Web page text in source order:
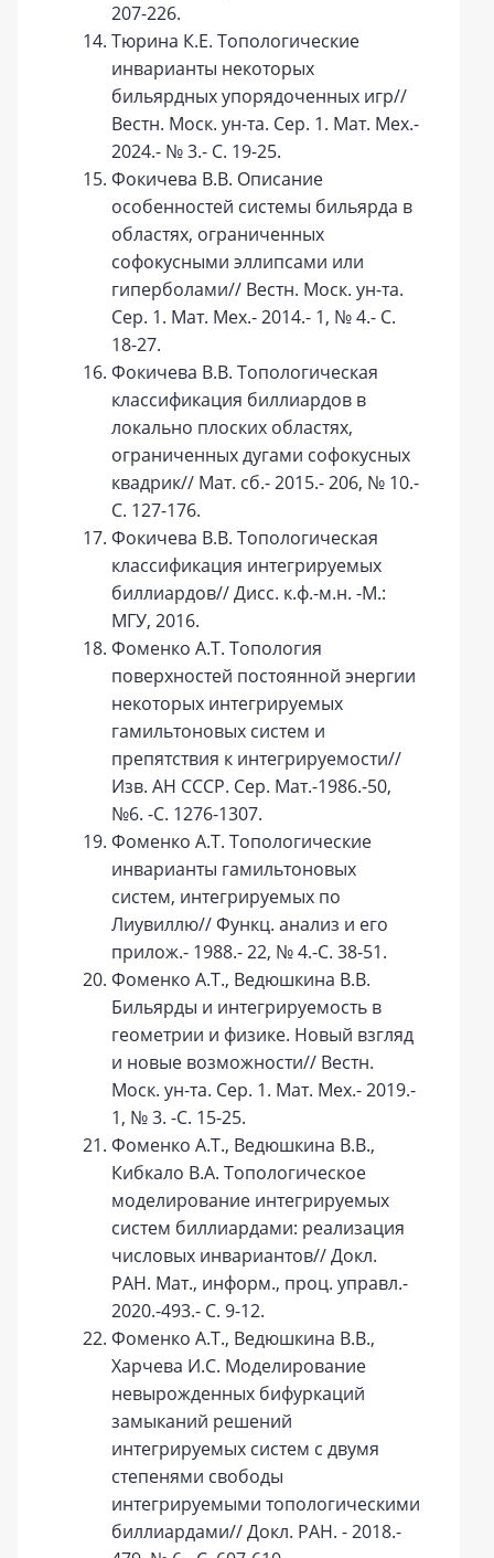
207-226.
Тюрина К.Е. Топологические
инварианты некоторых
бильярдных упорядоченных игр//
Вестн. Моск. ун-та. Сер. 1. Мат. Мех.-
2024.- № 3.- С. 19-25.
Фокичева В.В. Описание
особенностей системы бильярда в
областях, ограниченных
софокусными эллипсами или
гиперболами// Вестн. Моск. ун-та.
Сер. 1. Мат. Мех.- 2014.- 1, № 4.- С.
18-27.
Фокичева В.В. Топологическая
классификация биллиардов в
локально плоских областях,
ограниченных дугами софокусных
квадрик// Мат. сб.- 2015.- 206, № 10.-
С. 127-176.
Фокичева В.В. Топологическая
классификация интегрируемых
биллиардов// Дисс. к.ф.-м.н. -М.:
МГУ, 2016.
Фоменко А.Т. Топология
поверхностей постоянной энергии
некоторых интегрируемых
гамильтоновых систем и
препятствия к интегрируемости//
Изв. АН СССР. Сер. Мат.-1986.-50,
№6. -С. 1276-1307.
Фоменко А.Т. Топологические
инварианты гамильтоновых
систем, интегрируемых по
Лиувиллю// Функц. анализ и его
прилож.- 1988.- 22, № 4.-C. 38-51.
Фоменко А.Т., Ведюшкина В.В.
Бильярды и интегрируемость в
геометрии и физике. Новый взгляд
и новые возможности// Вестн.
Моск. ун-та. Сер. 1. Мат. Мех.- 2019.-
1, № 3. -С. 15-25.
Фоменко А.Т., Ведюшкина В.В.,
Кибкало В.А. Топологическое
моделирование интегрируемых
систем биллиардами: реализация
числовых инвариантов// Докл.
РАН. Мат., информ., проц. управл.-
2020.-493.- С. 9-12.
Фоменко А.Т., Ведюшкина В.В.,
Харчева И.С. Моделирование
невырожденных бифуркаций
замыканий решений
интегрируемых систем с двумя
степенями свободы
интегрируемыми топологическими
биллиардами// Докл. РАН. - 2018.-